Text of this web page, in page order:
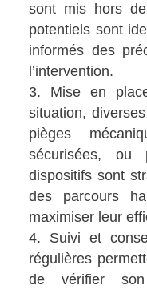
sont mis hors
potentiels sont
informés des
l’intervention.
Mise en
situation,
pièges
sécurisées, ou
dispositifs sont
des parcours
maximiser leur
Suivi et
régulières
de vérifier